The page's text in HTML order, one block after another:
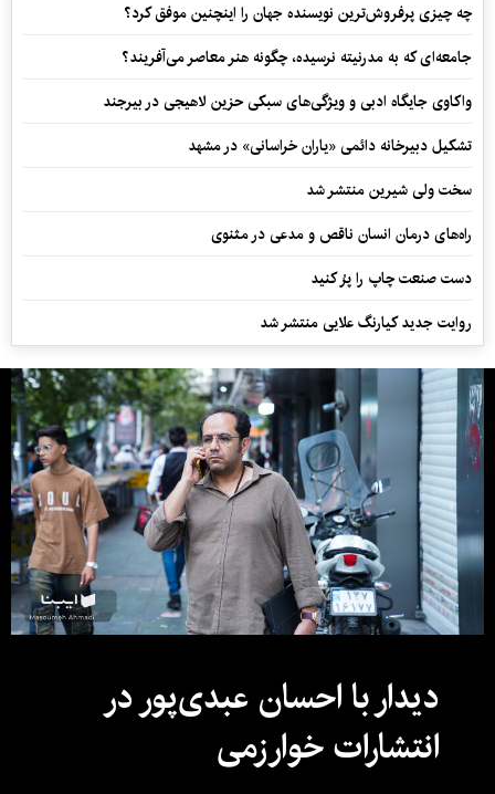
چه چیزی پرفروش‌ترین نویسنده جهان را اینچنین موفق کرد؟
جامعه‌ای که به مدرنیته نرسیده، چگونه هنر معاصر می‌آفریند؟
واکاوی جایگاه ادبی و ویژگی‌های سبکی حزین لاهیجی در بیرجند
تشکیل دبیرخانه دائمی «یاران خراسانی» در مشهد
سخت ولی شیرین منتشر شد
راه‌های درمان انسان ناقص و مدعی در مثنوی
دست صنعت چاپ را پرُ کنید
روایت جدید کیارنگ علایی منتشر شد
دیدار با احسان عبدی‌پور در
انتشارات خوارزمی